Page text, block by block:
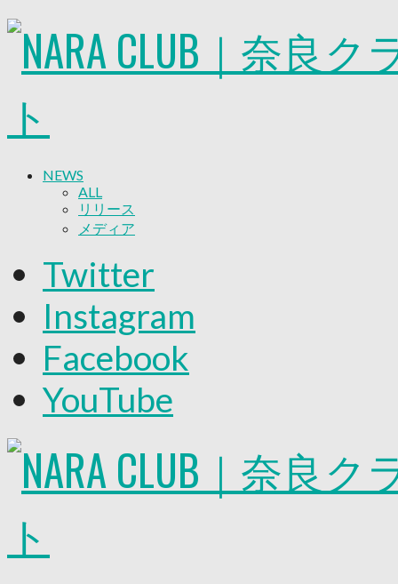
NEWS
ALL
リリース
メディア
グッズ
ファンコミュニティ
普及・育成
ホームタウン
コラム
その他
TEAM
2026/27トップチーム
2026/27トップチームスタッフ
バモス
チアダンススクール
ボランティアチーム「volundeer」
Twitter
Instagram
Facebook
YouTube